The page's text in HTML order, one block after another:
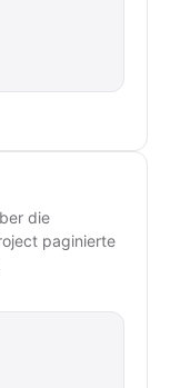
die
paginierte